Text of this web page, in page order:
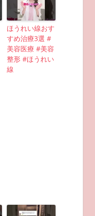
ほうれい線おす
すめ治療3選 #
美容医療 #美容
整形 #ほうれい
線